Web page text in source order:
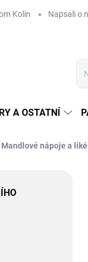
Kolín Napsali o
A OSTATNÍ
Mandlové nápoje a